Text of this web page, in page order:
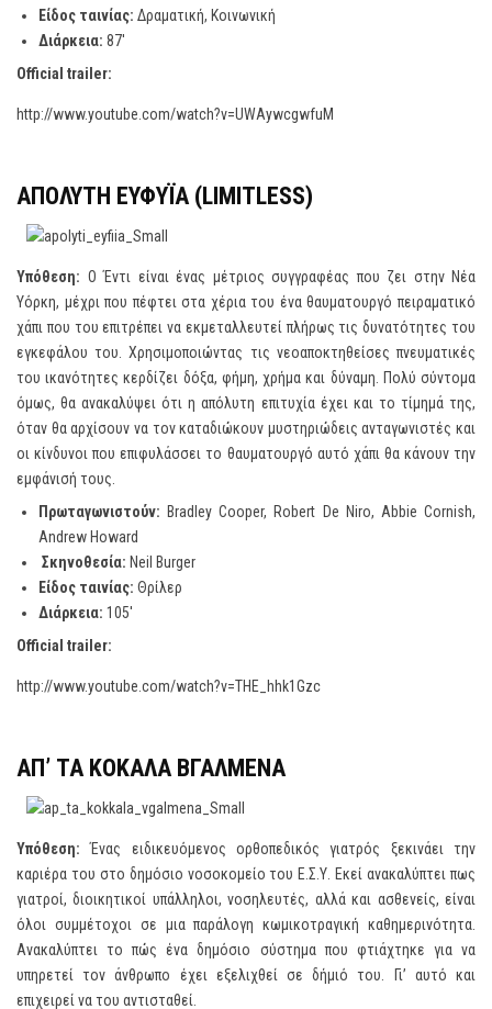
Είδος ταινίας: Δραματική, Κοινωνική
Διάρκεια: 87′
Official trailer:
http://www.youtube.com/watch?v=UWAywcgwfuM
ΑΠΟΛΥΤΗ ΕΥΦΥΪΑ (LIMITLESS)
Υπόθεση: Ο Έντι είναι ένας μέτριος συγγραφέας που ζει στην Νέα
Υόρκη, μέχρι που πέφτει στα χέρια του ένα θαυματουργό πειραματικό
χάπι που του επιτρέπει να εκμεταλλευτεί πλήρως τις δυνατότητες του
εγκεφάλου του. Χρησιμοποιώντας τις νεοαποκτηθείσες πνευματικές
του ικανότητες κερδίζει δόξα, φήμη, χρήμα και δύναμη. Πολύ σύντομα
όμως, θα ανακαλύψει ότι η απόλυτη επιτυχία έχει και το τίμημά της,
όταν θα αρχίσουν να τον καταδιώκουν μυστηριώδεις ανταγωνιστές και
οι κίνδυνοι που επιφυλάσσει το θαυματουργό αυτό χάπι θα κάνουν την
εμφάνισή τους.
Πρωταγωνιστούν: Bradley Cooper, Robert De Niro, Abbie Cornish,
Andrew Howard
Σκηνοθεσία: Neil Burger
Είδος ταινίας: Θρίλερ
Διάρκεια: 105′
Official trailer:
http://www.youtube.com/watch?v=THE_hhk1Gzc
ΑΠ’ ΤΑ ΚΟΚΑΛΑ ΒΓΑΛΜΕΝΑ
Υπόθεση: Ένας ειδικευόμενος ορθοπεδικός γιατρός ξεκινάει την
καριέρα του στο δημόσιο νοσοκομείο του Ε.Σ.Υ. Εκεί ανακαλύπτει πως
γιατροί, διοικητικοί υπάλληλοι, νοσηλευτές, αλλά και ασθενείς, είναι
όλοι συμμέτοχοι σε μια παράλογη κωμικοτραγική καθημερινότητα.
Ανακαλύπτει το πώς ένα δημόσιο σύστημα που φτιάχτηκε για να
υπηρετεί τον άνθρωπο έχει εξελιχθεί σε δήμιό του. Γι’ αυτό και
επιχειρεί να του αντισταθεί.